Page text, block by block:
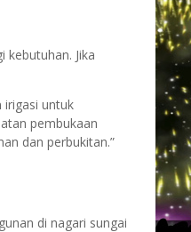
Jika
irigasi untuk
pembukaan
dan perbukitan.”
di nagari sungai